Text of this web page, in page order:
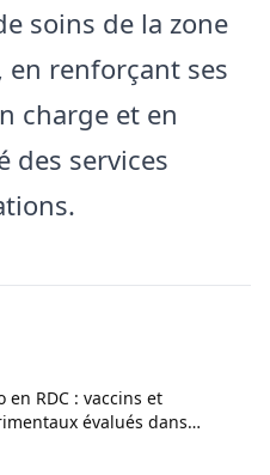
soins de la zone
en renforçant ses
charge et en
des services
en RDC : vaccins et
évalués dans